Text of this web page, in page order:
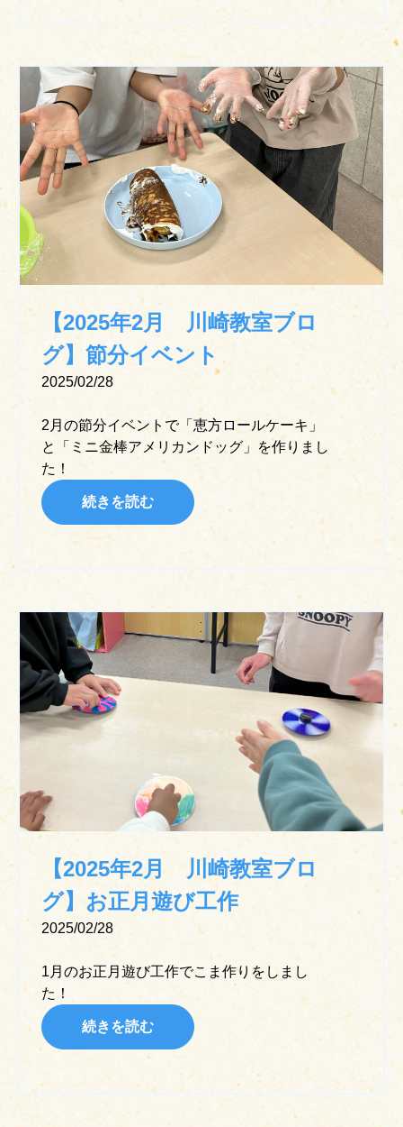
【2025年2月 川崎教室ブロ
グ】節分イベント
2025/02/28
2月の節分イベントで「恵方ロールケーキ」
と「ミニ金棒アメリカンドッグ」を作りまし
た！
続きを読む
【2025年2月 川崎教室ブロ
グ】お正月遊び工作
2025/02/28
1月のお正月遊び工作でこま作りをしまし
た！
続きを読む